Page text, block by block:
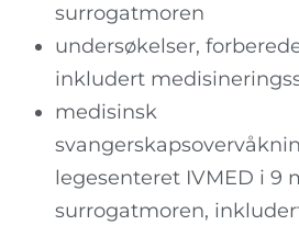
surrogatmoren
undersøkelser,
inkludert
medisinsk
legesenteret IVMED i 9
surrogatmoren,